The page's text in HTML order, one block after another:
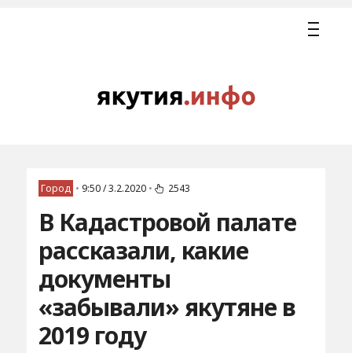
Город • 9:50 / 3.2.2020 • 2543
В Кадастровой палате
рассказали, какие
документы
«забывали» якутяне в
2019 году